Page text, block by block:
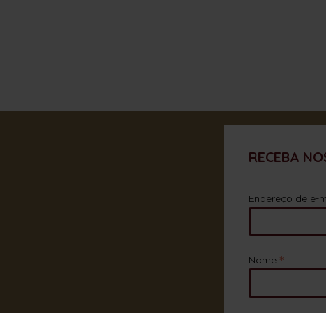
RECEBA
Endereço de e-
Nome *